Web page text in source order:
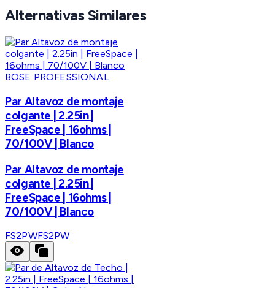
Alternativas Similares
BOSE PROFESSIONAL
Par Altavoz de montaje
colgante | 2.25in |
FreeSpace | 16ohms |
70/100V | Blanco
Par Altavoz de montaje
colgante | 2.25in |
FreeSpace | 16ohms |
70/100V | Blanco
FS2PWFS2PW